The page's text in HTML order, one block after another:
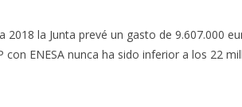
la Junta prevé un gasto de 9.607.000
ENESA nunca ha sido inferior a los 22